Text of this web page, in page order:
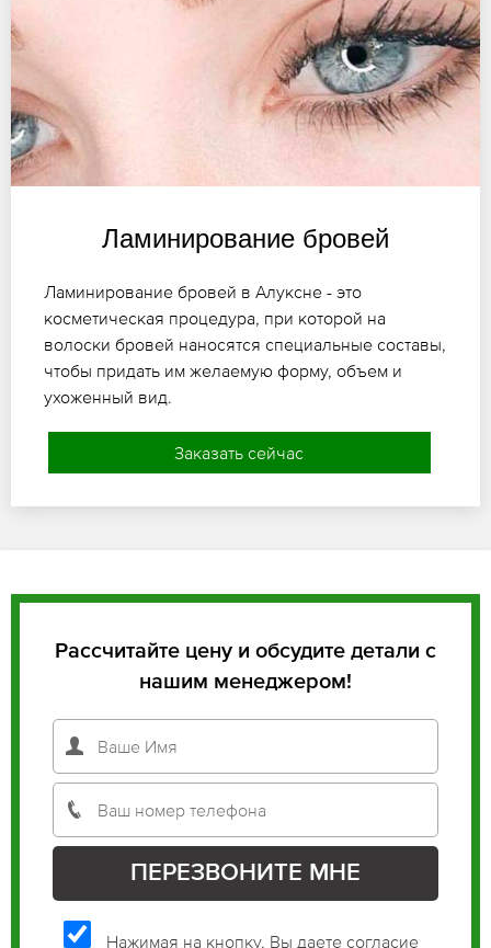
Ламинирование бровей
Ламинирование бровей в Алуксне - это
косметическая процедура, при которой на
волоски бровей наносятся специальные составы,
чтобы придать им желаемую форму, объем и
ухоженный вид.
Заказать сейчас
Рассчитайте цену и обсудите детали с
нашим менеджером!
Нажимая на кнопку, Вы даете согласие